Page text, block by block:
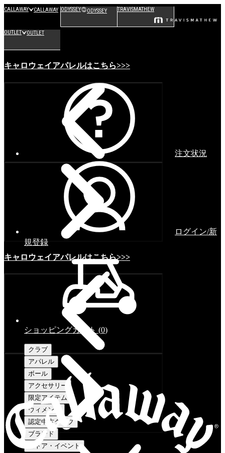
CALLAWAY CALLAWAY ODYSSEY ODYSSEY TRAVISMATHEW
OUTLET OUTLET
キャロウェイアパレルはこちら>>>
キャロウェイアパレルはこちら>>>
注文状況
ログイン/新
規登録
ショッピングカート (0)
クラブ
アパレル
ボール
アクセサリー
限定アイテム
ウィメンズ
認定中古クラブ
ブランド
ストア・イベント